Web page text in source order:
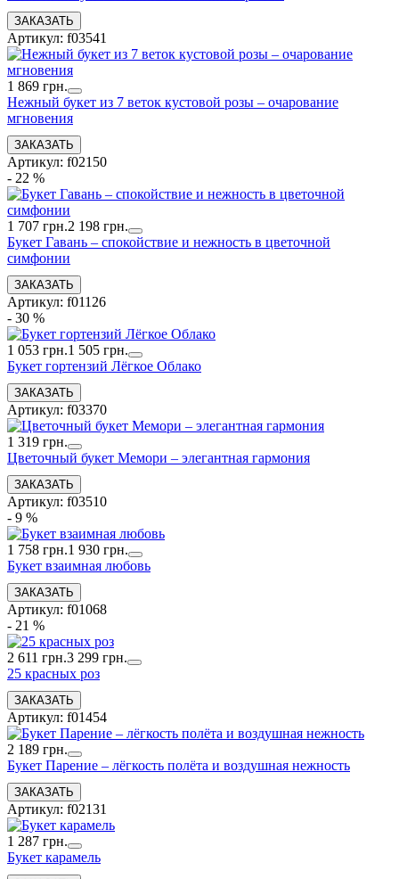
Артикул: f03541
1 869 грн.
Нежный букет из 7 веток кустовой розы – очарование
мгновения
Артикул: f02150
- 22 %
1 707 грн.2 198 грн.
Букет Гавань – спокойствие и нежность в цветочной
симфонии
Артикул: f01126
- 30 %
1 053 грн.1 505 грн.
Букет гортензий Лёгкое Облако
Артикул: f03370
1 319 грн.
Цветочный букет Мемори – элегантная гармония
Артикул: f03510
- 9 %
1 758 грн.1 930 грн.
Букет взаимная любовь
Артикул: f01068
- 21 %
2 611 грн.3 299 грн.
25 красных роз
Артикул: f01454
2 189 грн.
Букет Парение – лёгкость полёта и воздушная нежность
Артикул: f02131
1 287 грн.
Букет карамель